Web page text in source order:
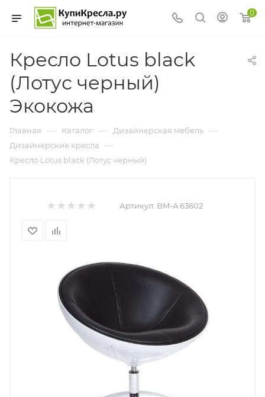
0
Кресло Lotus black
(Лотус черный)
Экокожа
Главная — Каталог — Дизайнерская мебель —
Дизайнерские кресла —
Кресло Lotus black (Лотус черный)
Артикул: BM-A 63602